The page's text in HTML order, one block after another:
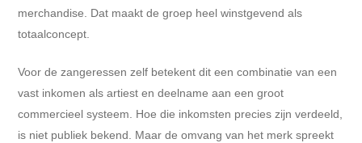
merchandise. Dat maakt de groep heel winstgevend als
totaalconcept.
Voor de zangeressen zelf betekent dit een combinatie van een
vast inkomen als artiest en deelname aan een groot
commercieel systeem. Hoe die inkomsten precies zijn verdeeld,
is niet publiek bekend. Maar de omvang van het merk spreekt